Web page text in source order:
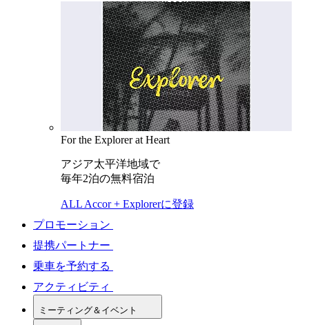
For the Explorer at Heart
アジア太平洋地域で
毎年2泊の無料宿泊
ALL Accor + Explorerに登録
プロモーション
提携パートナー
乗車を予約する
アクティビティ
ミーティング＆イベント